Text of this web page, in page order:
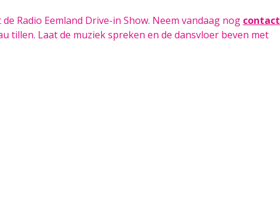
Radio Eemland Drive-in Show. Neem vandaag nog contact
tillen. Laat de muziek spreken en de dansvloer beven met